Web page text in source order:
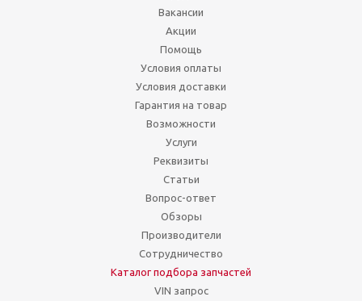
Вакансии
Акции
Помощь
Условия оплаты
Условия доставки
Гарантия на товар
Возможности
Услуги
Реквизиты
Статьи
Вопрос-ответ
Обзоры
Производители
Сотрудничество
Каталог подбора запчастей
VIN запрос